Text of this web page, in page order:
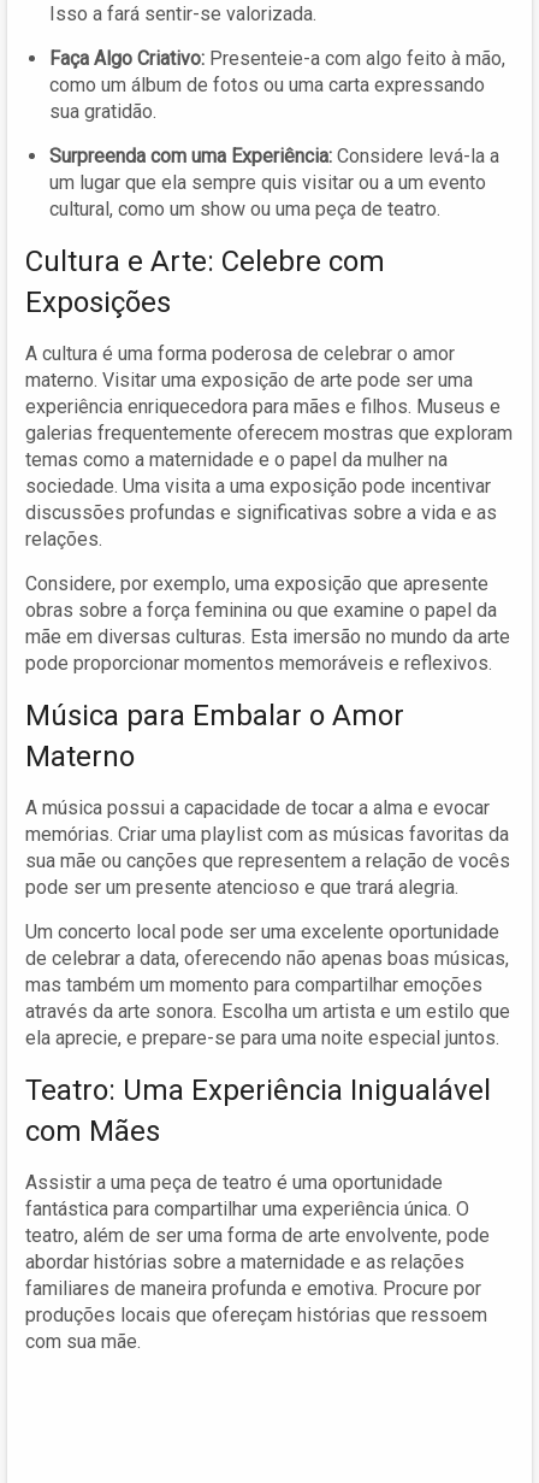
Isso a fará sentir-se valorizada.
Faça Algo Criativo: Presenteie-a com algo feito à mão,
como um álbum de fotos ou uma carta expressando
sua gratidão.
Surpreenda com uma Experiência: Considere levá-la a
um lugar que ela sempre quis visitar ou a um evento
cultural, como um show ou uma peça de teatro.
Cultura e Arte: Celebre com
Exposições
A cultura é uma forma poderosa de celebrar o amor
materno. Visitar uma exposição de arte pode ser uma
experiência enriquecedora para mães e filhos. Museus e
galerias frequentemente oferecem mostras que exploram
temas como a maternidade e o papel da mulher na
sociedade. Uma visita a uma exposição pode incentivar
discussões profundas e significativas sobre a vida e as
relações.
Considere, por exemplo, uma exposição que apresente
obras sobre a força feminina ou que examine o papel da
mãe em diversas culturas. Esta imersão no mundo da arte
pode proporcionar momentos memoráveis e reflexivos.
Música para Embalar o Amor
Materno
A música possui a capacidade de tocar a alma e evocar
memórias. Criar uma playlist com as músicas favoritas da
sua mãe ou canções que representem a relação de vocês
pode ser um presente atencioso e que trará alegria.
Um concerto local pode ser uma excelente oportunidade
de celebrar a data, oferecendo não apenas boas músicas,
mas também um momento para compartilhar emoções
através da arte sonora. Escolha um artista e um estilo que
ela aprecie, e prepare-se para uma noite especial juntos.
Teatro: Uma Experiência Inigualável
com Mães
Assistir a uma peça de teatro é uma oportunidade
fantástica para compartilhar uma experiência única. O
teatro, além de ser uma forma de arte envolvente, pode
abordar histórias sobre a maternidade e as relações
familiares de maneira profunda e emotiva. Procure por
produções locais que ofereçam histórias que ressoem
com sua mãe.